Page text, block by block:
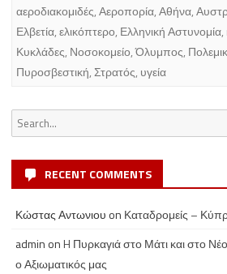
αεροδιακομιδές,Αεροπορία,Αθήνα,
Ελβετία,ελικόπτερο, Ελληνική Αστυνομία,
Κυκλάδες, Νοσοκομείο,Όλυμπος,
Πυροσβεστική,Στρατός, υγεία
Search
for:
RECENT COMMENTS
Κώστας Αντωνιου on Καταδρομείς –
admin onH Πυρκαγιά στο Μάτι και στο
ο Αξιωματικός μας